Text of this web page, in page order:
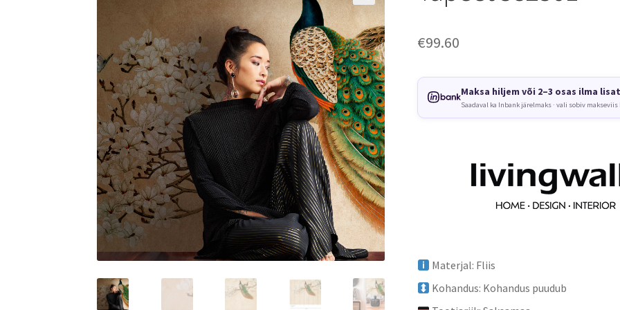
€99.60
Maksa hiljem või 2–3 osas ilma
Saadaval ka Inbank järelmaks · vali sobiv makseviis
Materjal: Fliis
Kohandus: Kohandus puudub